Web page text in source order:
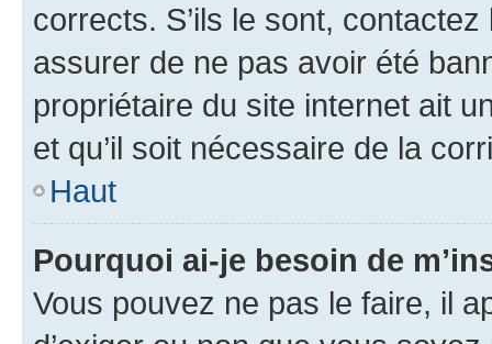
corrects. S’ils le sont,
assurer de ne pas avoir été
propriétaire du site internet ait
et qu’il soit nécessaire de la
Haut
Pourquoi ai-je besoin de
Vous pouvez ne pas le faire, il